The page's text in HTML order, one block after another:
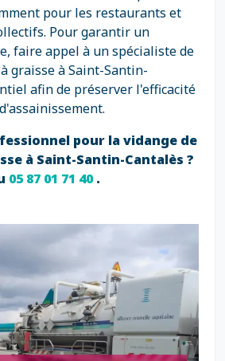
pour les restaurants et
Pour garantir un
faire appel à un spécialiste de
graisse à Saint-Santin-
afin de préserver l'efficacité
pour la vidange de
à Saint-Santin-Cantalès ?
05 87 01 71 40.